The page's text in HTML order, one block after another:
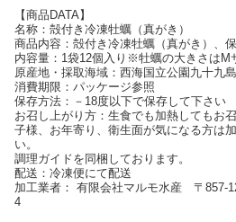
【商品DATA】
名称：殻付き冷凍牡蠣（真がき）
商品内容：殻付き冷凍牡蠣（真がき）、
内容量：1袋12個入り※牡蠣の大きさはM
原産地・採取海域：西海国立公園九十九
消費期限：パッケージ参照
保存方法：－18度以下で保存して下さい
お召し上がり方：生食でも加熱してもお
子様、お年寄り、衛生面が気になる方は
い。
調理ガイドを同梱しております。
配送：冷凍便にて配送
加工業者： 有限会社マルモ水産 〒857-
4